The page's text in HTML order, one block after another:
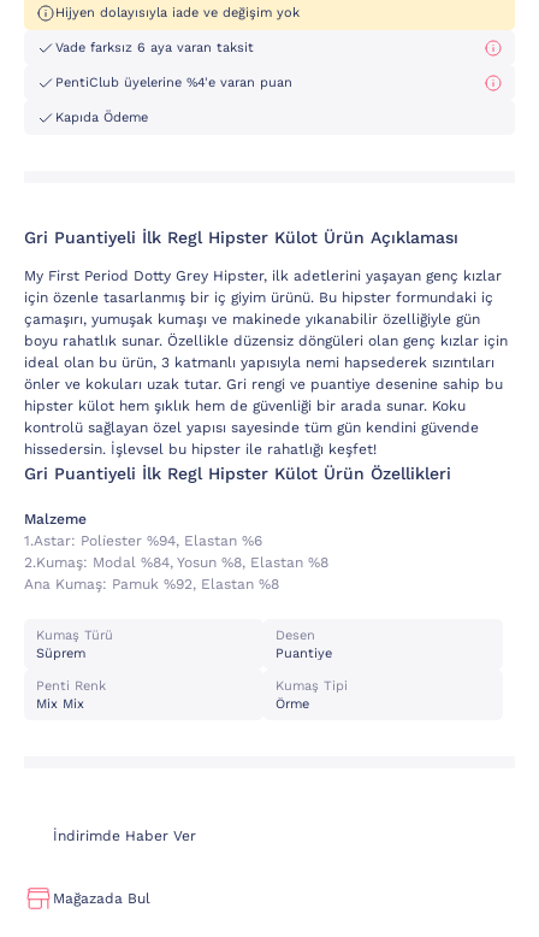
Hijyen dolayısıyla iade ve değişim yok
Vade farksız 6 aya varan taksit
PentiClub üyelerine %4'e varan puan
Kapıda Ödeme
Gri Puantiyeli İlk Regl Hipster Külot Ürün Açıklaması
My First Period Dotty Grey Hipster, ilk adetlerini yaşayan genç kızlar
için özenle tasarlanmış bir iç giyim ürünü. Bu hipster formundaki iç
çamaşırı, yumuşak kumaşı ve makinede yıkanabilir özelliğiyle gün
boyu rahatlık sunar. Özellikle düzensiz döngüleri olan genç kızlar için
ideal olan bu ürün, 3 katmanlı yapısıyla nemi hapsederek sızıntıları
önler ve kokuları uzak tutar. Gri rengi ve puantiye desenine sahip bu
hipster külot hem şıklık hem de güvenliği bir arada sunar. Koku
kontrolü sağlayan özel yapısı sayesinde tüm gün kendini güvende
hissedersin. İşlevsel bu hipster ile rahatlığı keşfet!
Gri Puantiyeli İlk Regl Hipster Külot Ürün Özellikleri
Malzeme
1.astar: Poli̇ester %94, Elastan %6
2.kumaş: Modal %84, Yosun %8, Elastan %8
Ana Kumaş: Pamuk %92, Elastan %8
Kumaş Türü
Süprem
Desen
Puantiye
Penti Renk
Mix Mix
Kumaş Tipi
Örme
İndirimde Haber Ver
Mağazada Bul